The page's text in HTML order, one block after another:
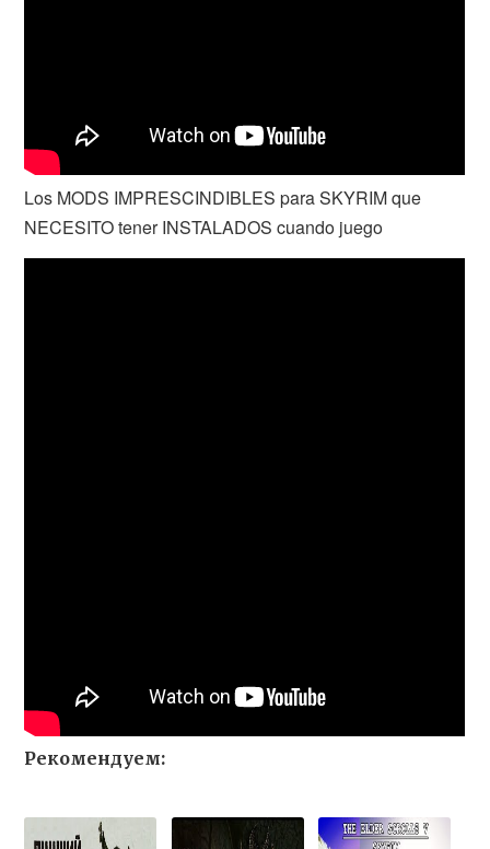
Los MODS IMPRESCINDIBLES para SKYRIM que
NECESITO tener INSTALADOS cuando juego
Рекомендуем: